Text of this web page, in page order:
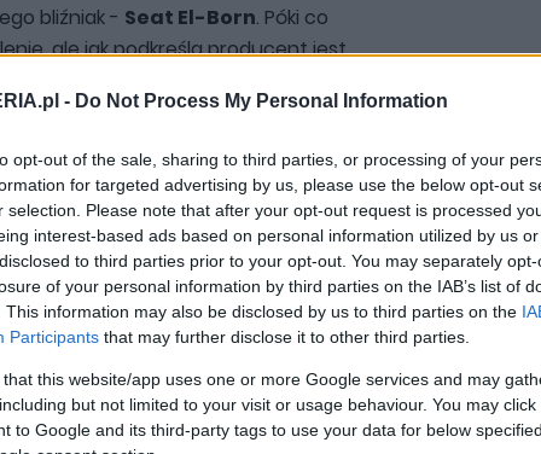
- Do Not Process My Personal Information
opt-out of the sale, sharing to third parties, or processing of your
for targeted advertising by us, please use the below opt-out
selection. Please note that after your opt-out request is processed
interest-based ads based on personal information utilized by us
to third parties prior to your opt-out. You may separately
of your personal information by third parties on the IAB’s list of
This information may also be disclosed by us to third parties on the
Participants that may further disclose it to other third parties.
that this website/app uses one or more Google services and may
but not limited to your visit or usage behaviour. You may
to Google and its third-party tags to use your data for below
bliźniak - Seat El-Born. Póki co
ale jak podkreśla producent jest
którą jedynie przybrano nieco
charakterystyczną bryłą, z kabiną
w stronę przedniej szyby. Jest to
baterie ulokowano w podwoziu,
na osi. Efektem takiej
w środku i dobre właściwości
trafia na tylne koła(opcją będzie
położony środek ciężkości poprawia